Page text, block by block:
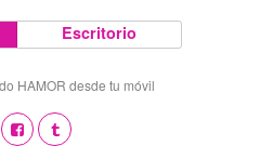
Escritorio
HAMOR desde tu móvil